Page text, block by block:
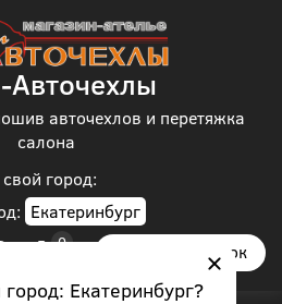
город:
Екатеринбург
Екатеринбург?
Авточехлы
авточехлов и перетяжка
салона
Заказать звонок